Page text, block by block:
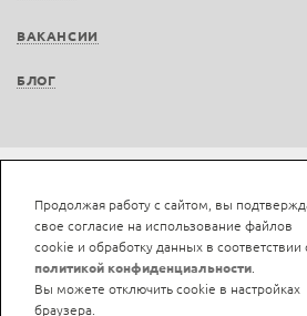
ВАКАНСИИ
БЛОГ
Не является публичной офертой © LAN-art.ru,
Политика конфиденциальности.
Положение об
данных.
Продолжая работу с сайтом, вы
свое согласие на использование файлов
cookie и обработку данных в соответствии
политикой конфиденциальности
Вы можете отключить cookie в настройках
браузера.